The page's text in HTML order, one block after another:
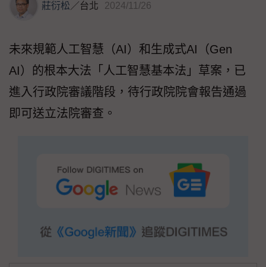
莊衍松／台北 2024/11/26
未來規範人工智慧（AI）和生成式AI（Gen
AI）的根本大法「人工智慧基本法」草案，已
進入行政院審議階段，待行政院院會報告通過
即可送立法院審查。